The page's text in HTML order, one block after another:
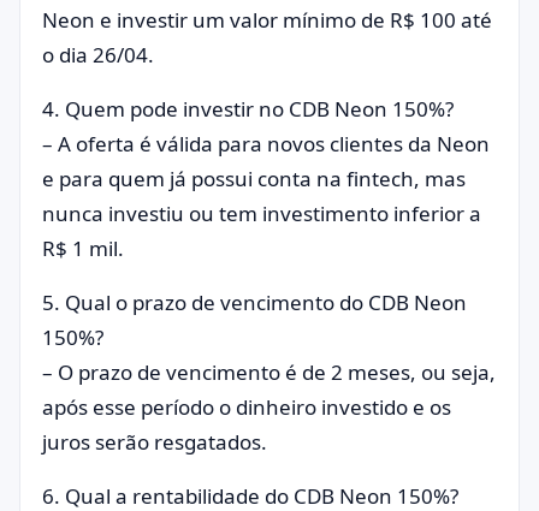
Neon e investir um valor mínimo de R$ 100 até
o dia 26/04.
4. Quem pode investir no CDB Neon 150%?
– A oferta é válida para novos clientes da Neon
e para quem já possui conta na fintech, mas
nunca investiu ou tem investimento inferior a
R$ 1 mil.
5. Qual o prazo de vencimento do CDB Neon
150%?
– O prazo de vencimento é de 2 meses, ou seja,
após esse período o dinheiro investido e os
juros serão resgatados.
6. Qual a rentabilidade do CDB Neon 150%?